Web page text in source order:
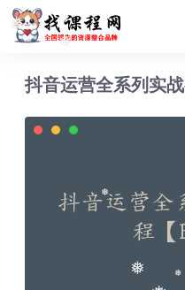
❅
❅
抖音运营全系列实